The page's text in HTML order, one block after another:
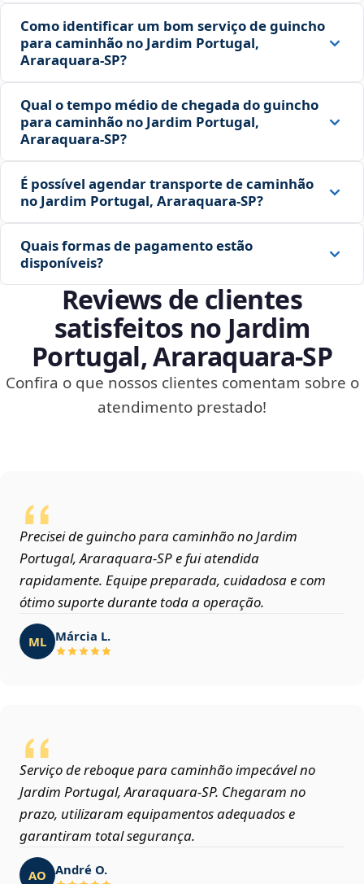
Como identificar um bom serviço de guincho
para caminhão no Jardim Portugal,
Araraquara‑SP?
Qual o tempo médio de chegada do guincho
para caminhão no Jardim Portugal,
Araraquara‑SP?
É possível agendar transporte de caminhão
no Jardim Portugal, Araraquara‑SP?
Quais formas de pagamento estão
disponíveis?
Reviews de clientes
satisfeitos no Jardim
Portugal, Araraquara‑SP
Confira o que nossos clientes comentam sobre o
atendimento prestado!
Precisei de guincho para caminhão no Jardim
Portugal, Araraquara‑SP e fui atendida
rapidamente. Equipe preparada, cuidadosa e com
ótimo suporte durante toda a operação.
ML Márcia L.
Serviço de reboque para caminhão impecável no
Jardim Portugal, Araraquara‑SP. Chegaram no
prazo, utilizaram equipamentos adequados e
garantiram total segurança.
AO André O.